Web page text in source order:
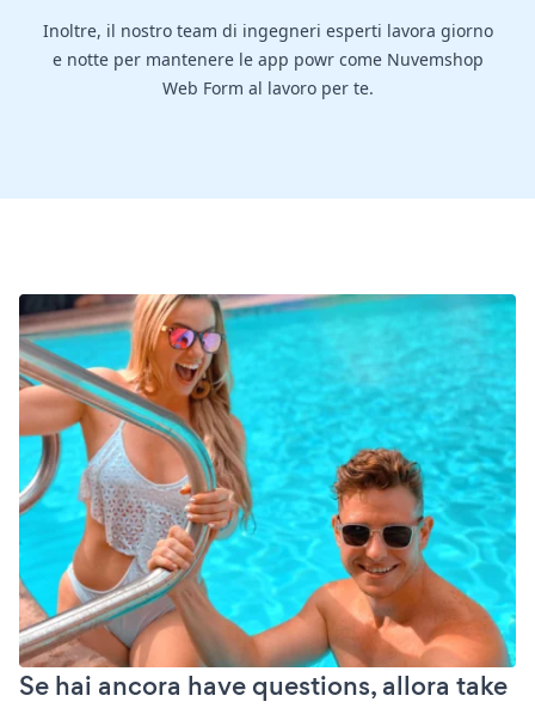
Inoltre, il nostro team di ingegneri esperti lavora giorno
e notte per mantenere le app powr come Nuvemshop
Web Form al lavoro per te.
Se hai ancora have questions, allora take